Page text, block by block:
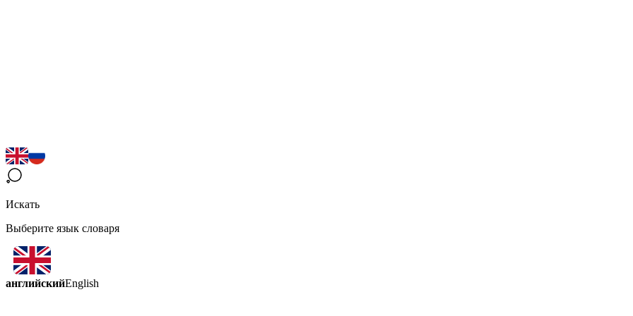
Искать
Выберите язык словаря
английскийEnglish